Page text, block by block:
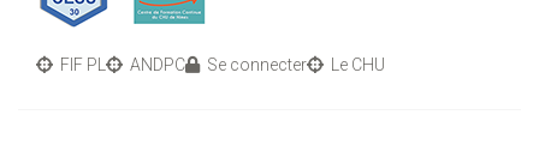
FIF PL ANDPC Se connecter Le CHU